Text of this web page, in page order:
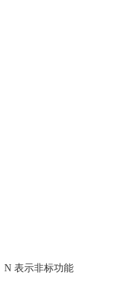
N 表示非标功能